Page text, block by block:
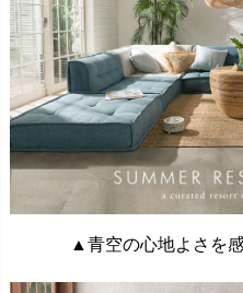
▲青空の心地よさを